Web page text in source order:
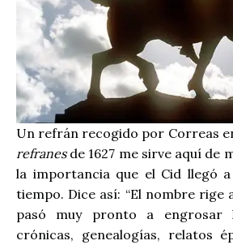
Un refrán recogido por Correas
refranesde 1627 me sirve aquí de
la importancia que el Cid llegó
tiempo. Dice así: “El nombre rige
pasó muy pronto a engrosar
crónicas, genealogías, relatos